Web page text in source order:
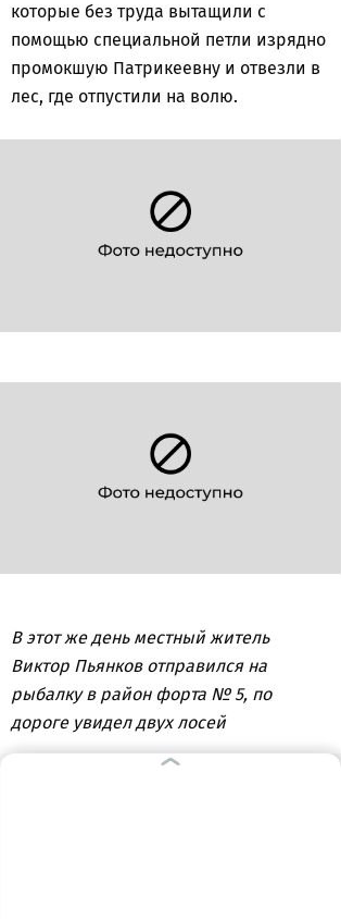
которые без труда вытащили с
помощью специальной петли изрядно
промокшую Патрикеевну и отвезли в
лес, где отпустили на волю.
В этот же день местный житель
Виктор Пьянков отправился на
рыбалку в район форта № 5, по
дороге увидел двух лосей